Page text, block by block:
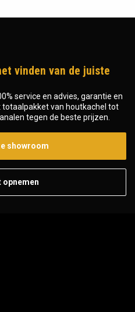
vinden van de juiste
service en advies, garantie en
totaalpakket van houtkachel tot
tegen de beste prijzen.
showroom
opnemen